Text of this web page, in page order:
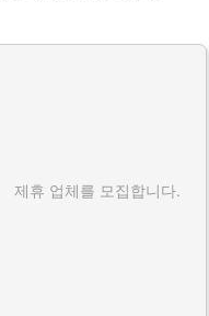
제휴 업체를 모집합니다.